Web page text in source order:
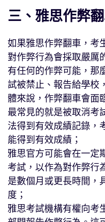
三、雅思作弊
如果雅思作弊翻車，考
對作弊行為會採取嚴厲
有任何的作弊可能，那
試被禁止、報告給學校
體來說，作弊翻車會面
最常見的就是被取消考
法得到有效成績記錄，
能得到有效成績；
雅思官方可能會在一定
考試，以作為對作弊行
是數個月或更長時間，
度；
雅思考試機構有權向考